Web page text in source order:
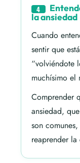
4
la ansiedad
Cuando
sentir que
“volviéndote
muchísimo el
Comprender
ansiedad,
son
reaprender